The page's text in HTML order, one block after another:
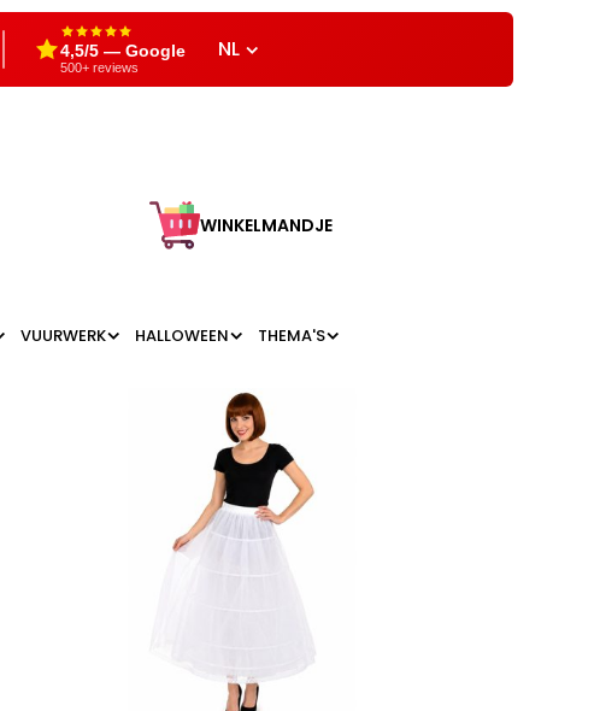
4,5/5 — Google
500+ reviews
NL
WINKELMANDJE
VUURWERK HALLOWEEN THEMA'S